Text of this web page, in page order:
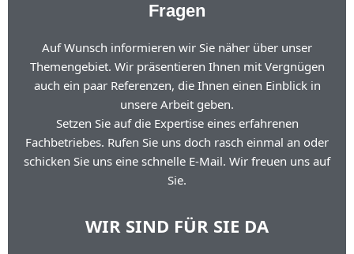
Fragen
Auf Wunsch informieren wir Sie näher über unser
Themengebiet. Wir präsentieren Ihnen mit Vergnügen
auch ein paar Referenzen, die Ihnen einen Einblick in
unsere Arbeit geben.
Setzen Sie auf die Expertise eines erfahrenen
Fachbetriebes. Rufen Sie uns doch rasch einmal an oder
schicken Sie uns eine schnelle E-Mail. Wir freuen uns auf
Sie.
WIR SIND FÜR SIE DA